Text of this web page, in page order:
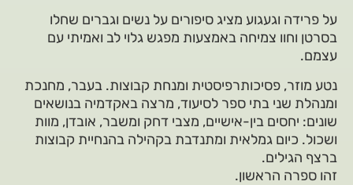
על פרידה וגעגוע מציג סיפורים על נשים וגברים שחלו
בסרטן וחוו צמיחה באמצעות מפגש גלוי לב ואמיתי עם
עצמם.
נטע מוזר, פסיכותרפיסטית ומנחת קבוצות. בעבר, מחנכת
ומנהלת שני בתי ספר לסיעוד, מרצה באקדמיה בנושאים
שונים: יחסים בין-אישיים, מצבי דחק ומשבר, אובדן, מוות
ושכול. כיום גמלאית ומתנדבת בקהילה בהנחיית קבוצות
ברצף הגילים.
זהו ספרה הראשון.